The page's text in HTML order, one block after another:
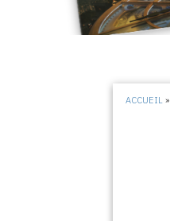
ACCUEIL